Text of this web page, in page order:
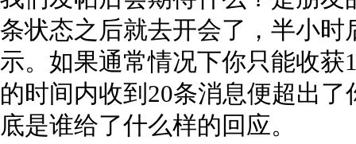
条状态之后就去开会了，半小
示。如果通常情况下你只能收
的时间内收到20条消息便超出
底是谁给了什么样的回应。